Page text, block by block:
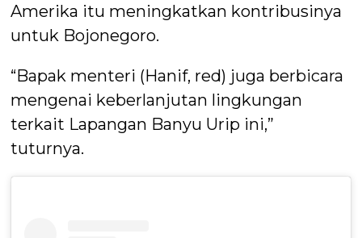
Amerika itu meningkatkan kontribusinya
untuk Bojonegoro.
“Bapak menteri (Hanif, red) juga berbicara
mengenai keberlanjutan lingkungan
terkait Lapangan Banyu Urip ini,”
tuturnya.